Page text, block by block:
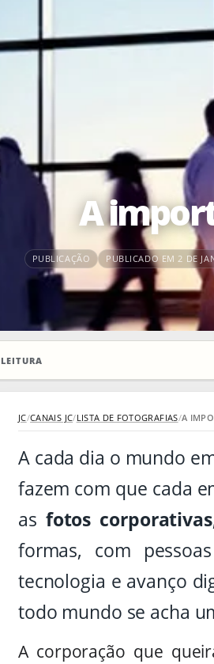
A
PUBLICAÇÃO PUBLICADO EM 2 DE
LEITURA
JC/CANAIS JC/LISTA DE FOTOGRAFIAS/A
A cada dia o mundo
fazem com que cada
as fotos corporativas
formas, com
tecnologia e avanço
todo mundo se acha
A corporação que